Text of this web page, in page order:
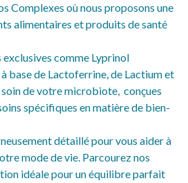
Complexes où nous proposons une
alimentaires et produits de santé
comme Lyprinol
base de Lactoferrine, de Lactium et
de votre microbiote, conçues
spécifiques en matière de bien-
détaillé pour vous aider à
mode de vie. Parcourez nos
idéale pour un équilibre parfait